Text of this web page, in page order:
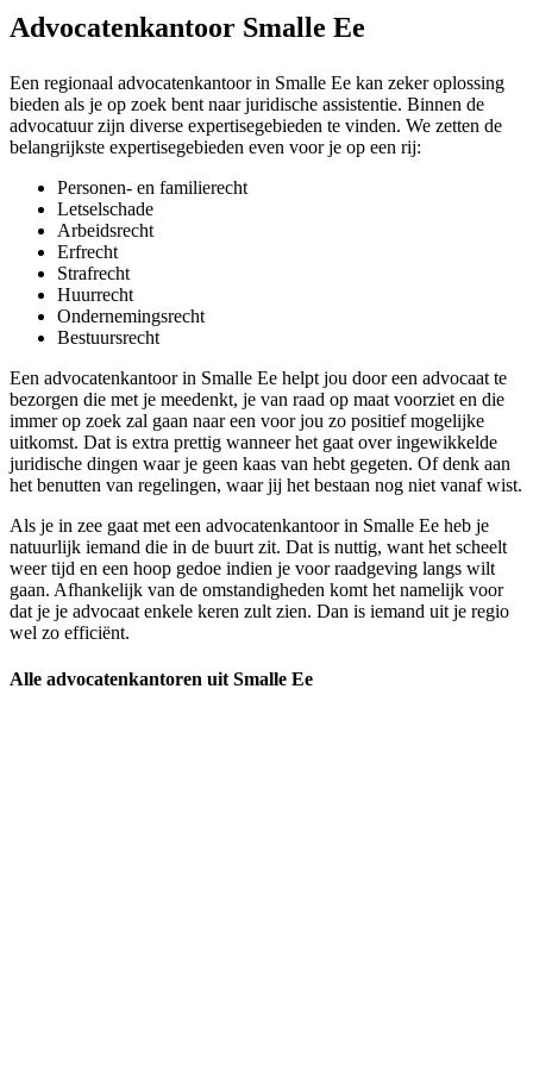
Advocatenkantoor Smalle Ee
Een regionaal advocatenkantoor in Smalle Ee kan zeker oplossing
bieden als je op zoek bent naar juridische assistentie. Binnen de
advocatuur zijn diverse expertisegebieden te vinden. We zetten de
belangrijkste expertisegebieden even voor je op een rij:
Personen- en familierecht
Letselschade
Arbeidsrecht
Erfrecht
Strafrecht
Huurrecht
Ondernemingsrecht
Bestuursrecht
Een advocatenkantoor in Smalle Ee helpt jou door een advocaat te
bezorgen die met je meedenkt, je van raad op maat voorziet en die
immer op zoek zal gaan naar een voor jou zo positief mogelijke
uitkomst. Dat is extra prettig wanneer het gaat over ingewikkelde
juridische dingen waar je geen kaas van hebt gegeten. Of denk aan
het benutten van regelingen, waar jij het bestaan nog niet vanaf wist.
Als je in zee gaat met een advocatenkantoor in Smalle Ee heb je
natuurlijk iemand die in de buurt zit. Dat is nuttig, want het scheelt
weer tijd en een hoop gedoe indien je voor raadgeving langs wilt
gaan. Afhankelijk van de omstandigheden komt het namelijk voor
dat je je advocaat enkele keren zult zien. Dan is iemand uit je regio
wel zo efficiënt.
Alle advocatenkantoren uit Smalle Ee